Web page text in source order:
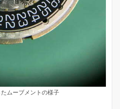
ムーブメントの様子